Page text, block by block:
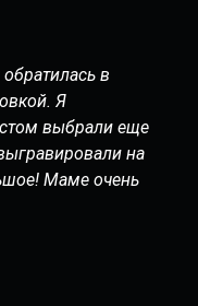
в
Я
выбрали еще
на
Маме очень